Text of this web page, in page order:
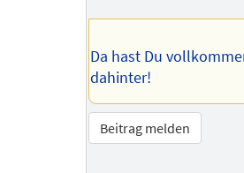
Autors
Da hast Du
dahinter!
Beitrag melden